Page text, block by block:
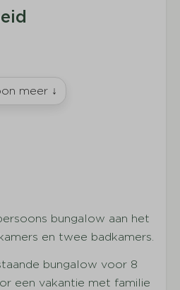
meer ↓
bungalow aan het
en twee badkamers.
bungalow voor 8
een vakantie met familie